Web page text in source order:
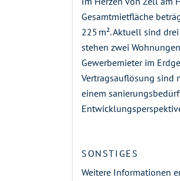
Gesamtmietfläche
225 m². Aktuell sind
stehen zwei
Gewerbemieter im
Vertragsauflösung sind
einem
SONSTIGES
Weitere Informationen